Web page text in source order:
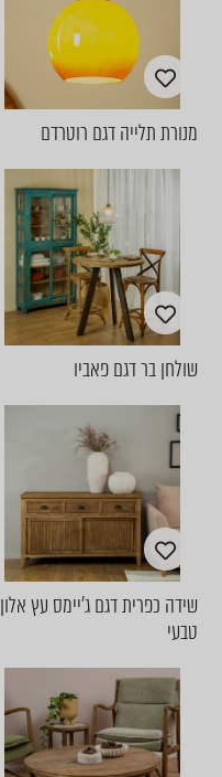
מנורת תלייה דגם רוטרדם
שולחן בר דגם פאביו
שידה כפרית דגם ג'יימס עץ אלון
טבעי